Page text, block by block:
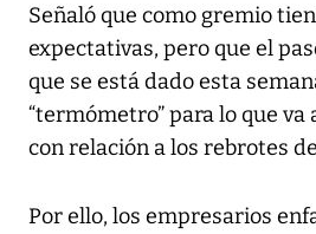
Señaló que como gremio
expectativas, pero que el
que se está dado esta
“termómetro” para lo que
con relación a los rebrotes
Por ello, los empresarios